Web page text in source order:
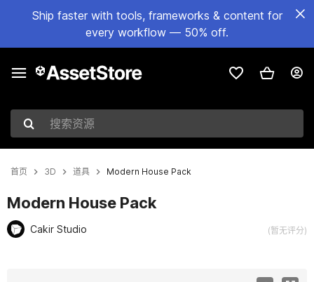
Ship faster with tools, frameworks & content for
every workflow — 50% off.
搜索资源
首页 3D 道具 Modern House Pack
Modern House Pack
Cakir Studio (暂无评分)